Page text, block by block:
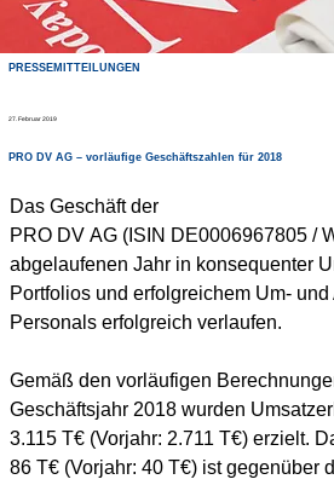
PRESSEMITTEILUNGEN
27. Februar 2019
PRO DV AG – vorläufige Geschäftszahlen für 2018
Das Geschäft der
PRO DV AG (ISIN DE0006967805 /
abgelaufenen Jahr in konsequenter
Portfolios und erfolgreichem Um-
Personals erfolgreich verlaufen.
Gemäß den vorläufigen
Geschäftsjahr 2018 wurden
3.115 T€ (Vorjahr: 2.711 T€) erzielt.
86 T€ (Vorjahr: 40 T€) ist gegenüber